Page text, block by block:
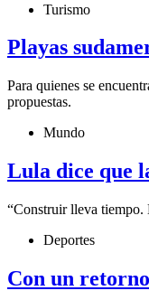
Turismo
Playas
Para quienes se
propuestas.
Mundo
Lula dice que
“Construir lleva tiempo.
Deportes
Con un